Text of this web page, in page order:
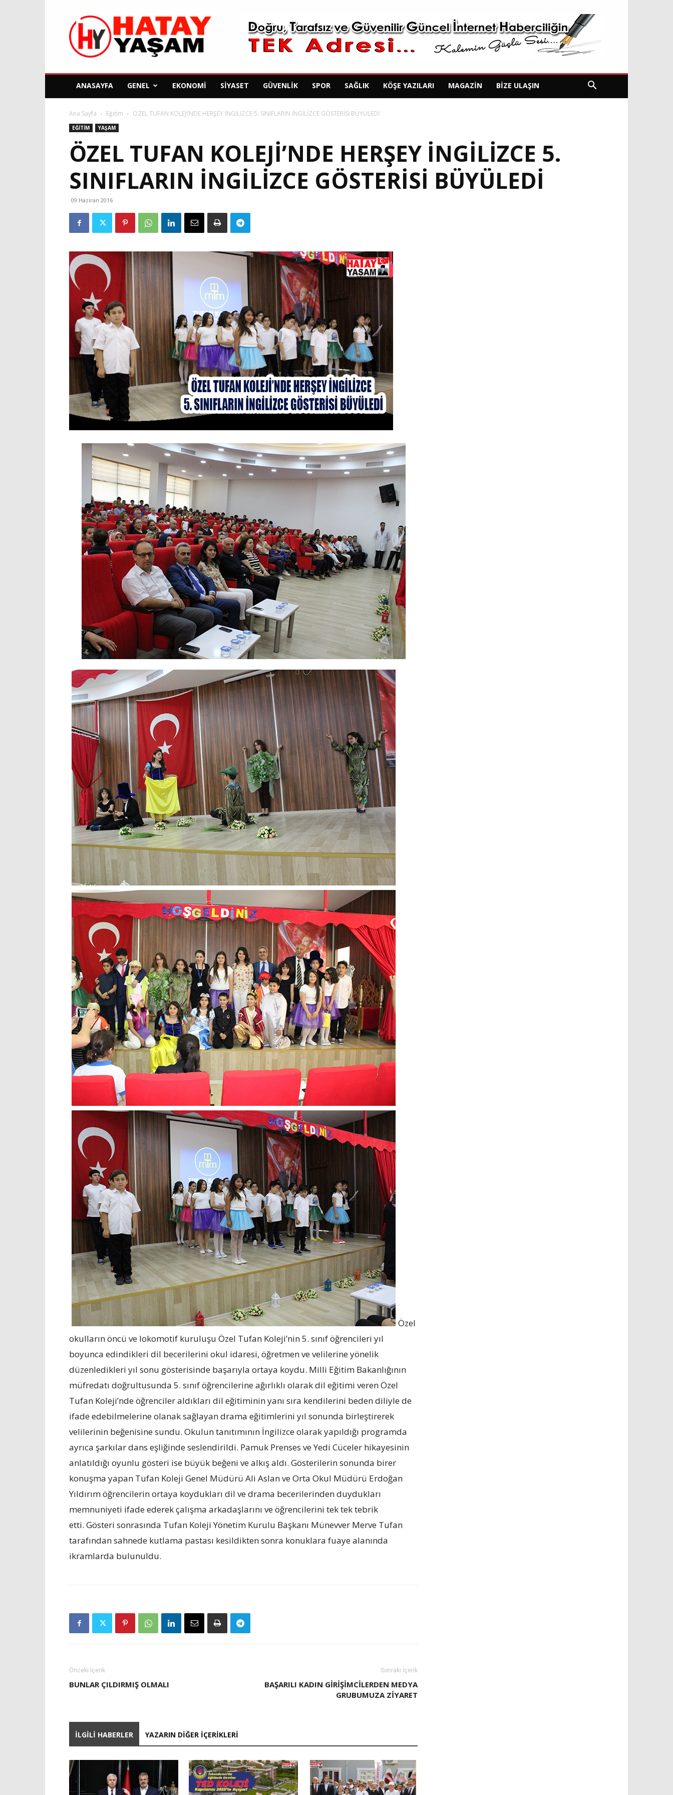
Hatay
Yaşam
Gazetesi
ANASAYFA GENEL EKONOMI SIYASET GÜVENLIK SPOR SAĞLIK KÖŞE YAZILARI MAGAZIN BIZE ULAŞIN
Ana Sayfa Eğitim ÖZEL TUFAN KOLEJİ’NDE HERŞEY İNGİLİZCE 5. SINIFLARIN İNGİLİZCE GÖSTERİSİ BÜYÜLEDİ
EĞITIM YAŞAM
ÖZEL TUFAN KOLEJİ’NDE HERŞEY İNGİLİZCE 5.
SINIFLARIN İNGİLİZCE GÖSTERİSİ BÜYÜLEDİ
09 Haziran 2016
Özel
okulların öncü ve lokomotif kuruluşu Özel Tufan Koleji’nin 5. sınıf öğrencileri yıl
boyunca edindikleri dil becerilerini okul idaresi, öğretmen ve velilerine yönelik
düzenledikleri yıl sonu gösterisinde başarıyla ortaya koydu. Milli Eğitim Bakanlığının
müfredatı doğrultusunda 5. sınıf öğrencilerine ağırlıklı olarak dil eğitimi veren Özel
Tufan Koleji’nde öğrenciler aldıkları dil eğitiminin yanı sıra kendilerini beden diliyle de
ifade edebilmelerine olanak sağlayan drama eğitimlerini yıl sonunda birleştirerek
velilerinin beğenisine sundu. Okulun tanıtımının İngilizce olarak yapıldığı programda
ayrıca şarkılar dans eşliğinde seslendirildi. Pamuk Prenses ve Yedi Cüceler hikayesinin
anlatıldığı oyunlu gösteri ise büyük beğeni ve alkış aldı. Gösterilerin sonunda birer
konuşma yapan Tufan Koleji Genel Müdürü Ali Aslan ve Orta Okul Müdürü Erdoğan
Yıldırım öğrencilerin ortaya koydukları dil ve drama becerilerinden duydukları
memnuniyeti ifade ederek çalışma arkadaşlarını ve öğrencilerini tek tek tebrik
etti. Gösteri sonrasında Tufan Koleji Yönetim Kurulu Başkanı Münevver Merve Tufan
tarafından sahnede kutlama pastası kesildikten sonra konuklara fuaye alanında
ikramlarda bulunuldu.
Önceki İçerik
BUNLAR ÇILDIRMIŞ OLMALI
Sonraki İçerik
BAŞARILI KADIN GIRIŞIMCILERDEN MEDYA
GRUBUMUZA ZIYARET
İLGILI HABERLER YAZARIN DIĞER İÇERIKLERI